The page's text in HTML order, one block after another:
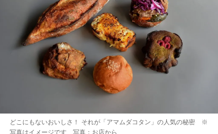
どこにもないおいしさ！ それが「アマムダコタン」の人気の秘密 ※
写真はイメージです 写真：お店から